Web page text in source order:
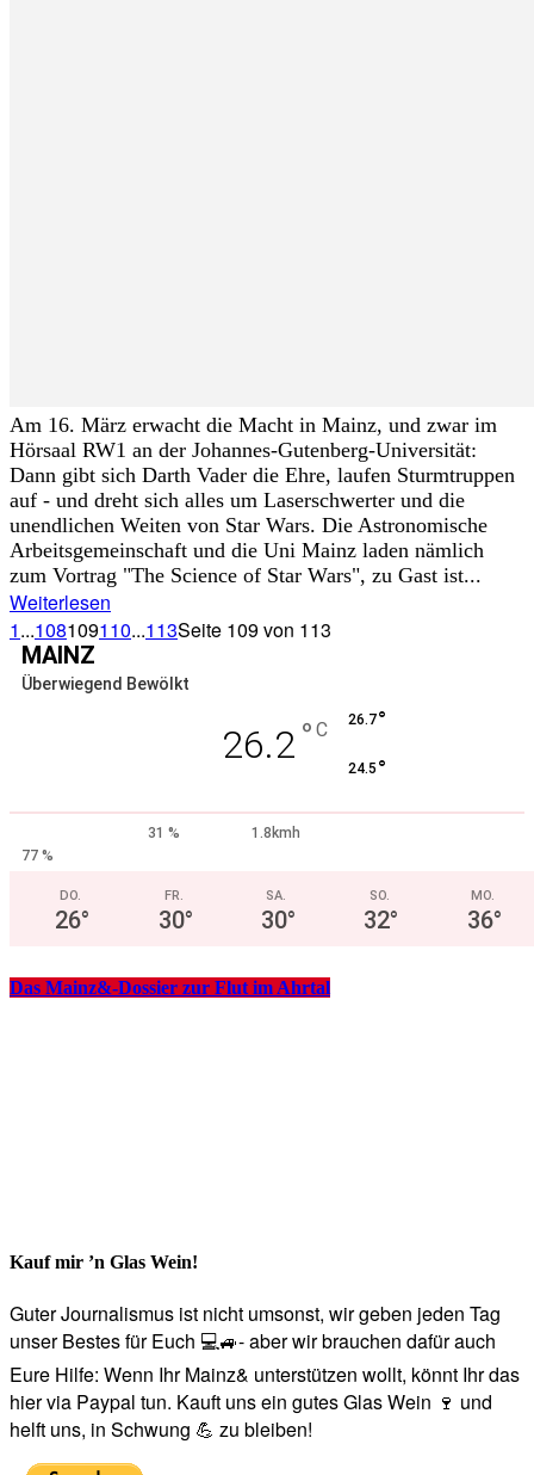
Am 16. März erwacht die Macht in Mainz, und zwar im
Hörsaal RW1 an der Johannes-Gutenberg-Universität:
Dann gibt sich Darth Vader die Ehre, laufen Sturmtruppen
auf - und dreht sich alles um Laserschwerter und die
unendlichen Weiten von Star Wars. Die Astronomische
Arbeitsgemeinschaft und die Uni Mainz laden nämlich
zum Vortrag "The Science of Star Wars", zu Gast ist...
Weiterlesen
1...108109110...113Seite 109 von 113
MAINZ
Überwiegend Bewölkt
26.2 ° C 26.7°
24.5 °
31 %
1.8kmh
77 %
DO.
26°
FR.
30°
SA.
30°
SO.
32°
MO.
36°
Das Mainz&-Dossier zur Flut im Ahrtal
Kauf mir ’n Glas Wein!
Guter Journalismus ist nicht umsonst, wir geben jeden Tag
unser Bestes für Euch 💻🚙- aber wir brauchen dafür auch
Eure Hilfe: Wenn Ihr Mainz& unterstützen wollt, könnt Ihr das
hier via Paypal tun. Kauft uns ein gutes Glas Wein 🍷 und
helft uns, in Schwung 💪 zu bleiben!